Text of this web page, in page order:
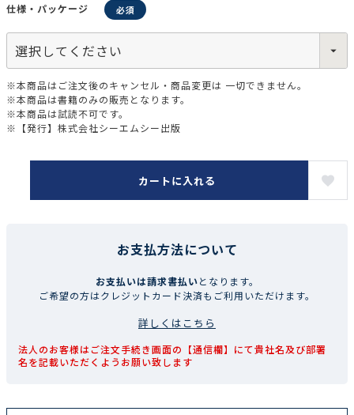
仕様・パッケージ
※本商品はご注文後のキャンセル・商品変更は 一切できません。
※本商品は書籍のみの販売となります。
※本商品は試読不可です。
※【発行】株式会社シーエムシー出版
カートに入れる
お支払方法について
お支払いは請求書払いとなります。
ご希望の方はクレジットカード決済もご利用いただけます。
詳しくはこちら
法人のお客様はご注文手続き画面の【通信欄】にて貴社名及び部署
名を記載いただくようお願い致します